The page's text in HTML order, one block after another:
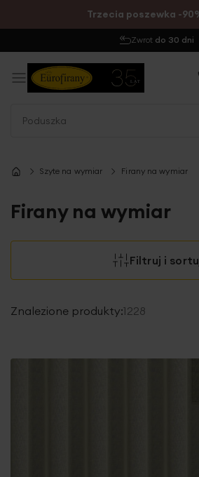
Trzecia poszewka -
Wysyłka 1-2 dni
Szyte na wymiar Firany na wymiar
Firany na wymiar
Filtruj i
Znalezione produkty:1228